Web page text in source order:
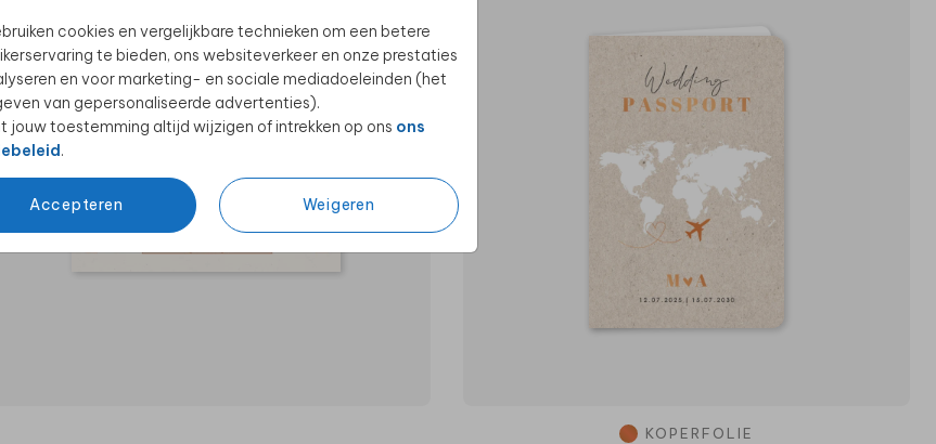
cookies en vergelijkbare technieken om een betere
te bieden, ons websiteverkeer en onze prestaties
en voor marketing- en sociale mediadoeleinden (het
van gepersonaliseerde advertenties).
jouw toestemming altijd wijzigen of intrekken op ons ons
.
Accepteren Weigeren
KOPERFOLIE